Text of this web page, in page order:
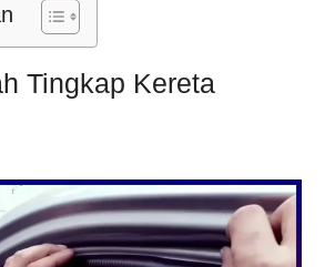
Tingkap Kereta